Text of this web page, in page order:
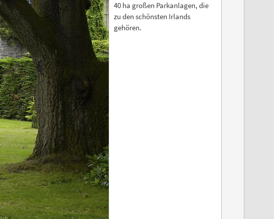
40 ha großen Parkanlagen, die
zu den schönsten Irlands
gehören.